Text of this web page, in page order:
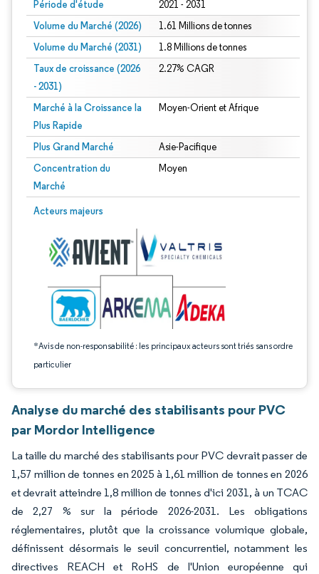
Période d'étude 2021 - 2031
Volume du Marché (2026) 1.61 Millions de tonnes
Volume du Marché (2031) 1.8 Millions de tonnes
Taux de croissance (2026
- 2031)
2.27% CAGR
Marché à la Croissance la
Plus Rapide
Moyen-Orient et Afrique
Plus Grand Marché Asie-Pacifique
Concentration du
Marché
Moyen
Acteurs majeurs
*Avis de non-responsabilité : les principaux acteurs sont triés sans ordre
particulier
Image © Mordor Intelligence. La réutilisation nécessite une attribution sous CC
Analyse du marché des stabilisants pour PVC
par Mordor Intelligence
La taille du marché des stabilisants pour PVC devrait passer de
1,57 million de tonnes en 2025 à 1,61 million de tonnes en 2026
et devrait atteindre 1,8 million de tonnes d'ici 2031, à un TCAC
de 2,27 % sur la période 2026-2031. Les obligations
réglementaires, plutôt que la croissance volumique globale,
définissent désormais le seuil concurrentiel, notamment les
directives REACH et RoHS de l'Union européenne qui